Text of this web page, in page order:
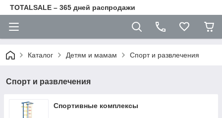
TOTALSALE – 365 дней распродажи
Каталог Детям и мамам Спорт и развлечения
Спорт и развлечения
Спортивные комплексы